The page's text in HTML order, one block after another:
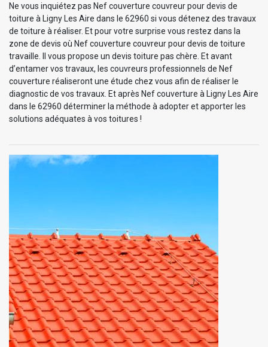
Ne vous inquiétez pas Nef couverture couvreur pour devis de
toiture à Ligny Les Aire dans le 62960 si vous détenez des travaux
de toiture à réaliser. Et pour votre surprise vous restez dans la
zone de devis où Nef couverture couvreur pour devis de toiture
travaille. Il vous propose un devis toiture pas chère. Et avant
d’entamer vos travaux, les couvreurs professionnels de Nef
couverture réaliseront une étude chez vous afin de réaliser le
diagnostic de vos travaux. Et après Nef couverture à Ligny Les Aire
dans le 62960 déterminer la méthode à adopter et apporter les
solutions adéquates à vos toitures !